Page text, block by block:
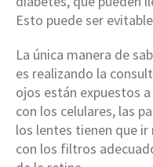
Esto puede ser
La única manera de
es realizando la
ojos están expuestos
con los celulares, las
los lentes tienen que
con los filtros